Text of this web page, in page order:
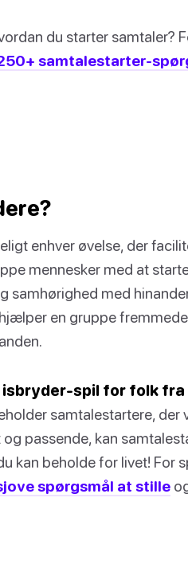
du starter samtaler?
samtalestarter-
enhver øvelse, der
mennesker med at
samhørighed med
en gruppe
spil for folk
samtalestartere, der
passende, kan
kan beholde for livet! For
spørgsmål at stille